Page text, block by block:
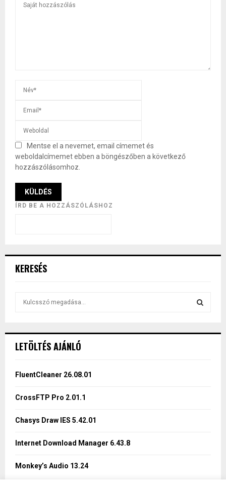
Mentse el a nevemet, email címemet és
weboldalcímemet ebben a böngészőben a következő
hozzászólásomhoz.
ÍRD BE A HOZZÁSZÓLÁSHOZ
KERESÉS
h
o
:
LETÖLTÉS AJÁNLÓ
FluentCleaner 26.08.01
CrossFTP Pro 2.01.1
Chasys Draw IES 5.42.01
Internet Download Manager 6.43.8
Monkey’s Audio 13.24